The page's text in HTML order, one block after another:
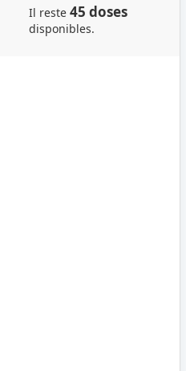
Il reste45 doses
disponibles.